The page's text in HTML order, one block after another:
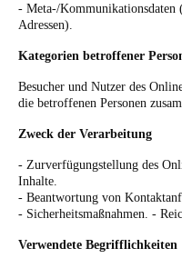
- Meta-/
Adressen).
Kategorien betroffener
Besucher und Nutzer des
die betroffenen Personen
Zweck der Verarbeitung
- Zurverfügungstellung des
Inhalte.
- Beantwortung von
- Sicherheitsmaßnahmen. -
Verwendete Begrifflichkeiten